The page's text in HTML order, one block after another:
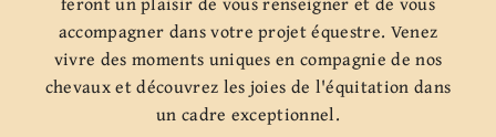
accompagner dans votre projet équestre. Venez
vivre des moments uniques en compagnie de nos
chevaux et découvrez les joies de l'équitation dans
un cadre exceptionnel.